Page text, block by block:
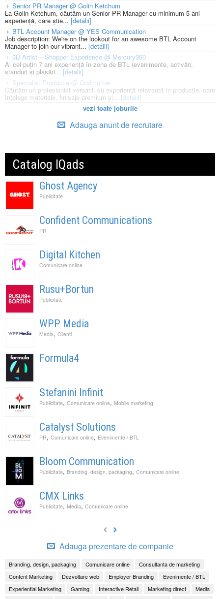
Senior PR Manager @ Golin Ketchum
La Golin Ketchum, căutăm un Senior PR Manager cu minimum 5 ani
experiență, care știe... [detalii]
BTL Account Manager @ YES Communication
Job description: We're on the lookout for an awesome BTL Account
Manager to join our vibrant... [detalii]
3D Artist – Shopper Experience @ Mercury360
Ai cel puțin 7 ani experiență în zona de BTL (evenimente, activări,
standuri și plasări...[detalii]
Specialist Productie @ Godmother
Căutăm un profesionist versatil, cu experiență relevantă în producție, care
înțelege materiale, finisaje premium și... [detalii]
vezi toate joburile
Adauga anunt de recrutare
Catalog IQads
Ghost Agency
Publicitate
Confident Communications
PR
Digital Kitchen
Comunicare online
Rusu+Bortun
Publicitate
WPP Media
Media, Clienti
Formula4
Stefanini Infinit
Publicitate, Comunicare online, Mobile marketing
Catalyst Solutions
PR, Comunicare online, Evenimente / BTL
Bloom Communication
Publicitate, Branding, design, packaging, Comunicare online
CMX Links
Publicitate, Media, Comunicare online
Adauga prezentare de companie
Branding, design, packaging Comunicare online
Consultanta de marketing
Content Marketing
Dezvoltare web Employer Branding
Evenimente / BTL
Experiential Marketing
Gaming Interactive Retail Marketing direct
Media